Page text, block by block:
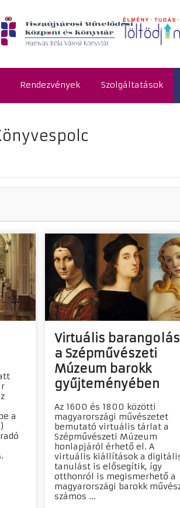
Rendezvények Szolgáltatások
a
Virtuális barangolás
a Szépművészeti
Múzeum barokk
gyűjteményében
Az 1600 és 1800 közötti
magyarországi művészetet
bemutató virtuális tárlat a
Szépművészeti Múzeum
honlapjáról érhető el. A
virtuális kiállítások a
tanulást is elősegítik, így
otthonról is megismerhető a
magyarországi barokk
számos ...